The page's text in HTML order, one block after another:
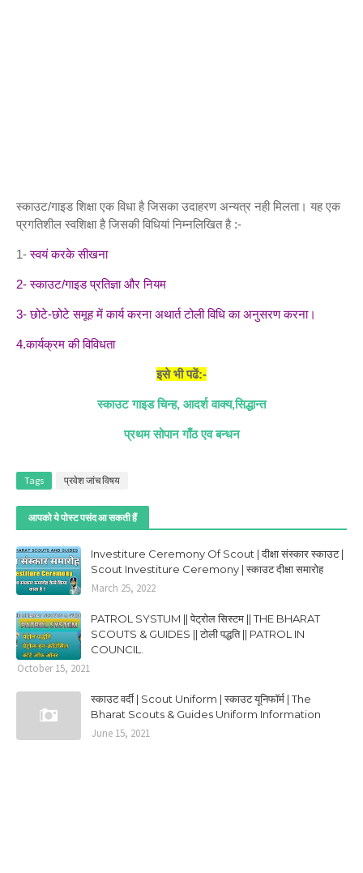
स्काउट/गाइड शिक्षा एक विधा है जिसका उदाहरण अन्यत्र नही मिलता। यह एक
प्रगतिशील स्वशिक्षा है जिसकी विधियां निम्नलिखित है :-
1-स्वयं करके सीखना
2- स्काउट/गाइड प्रतिज्ञा और नियम
3- छोटे-छोटे समूह में कार्य करना अथार्त टोली विधि का अनुसरण करना।
4.कार्यक्रम की विविधता
इसे भी पढें:-
स्काउट गाइड चिन्ह, आदर्श वाक्य,सिद्धान्त
प्रथम सोपान गाँठ एव बन्धन
Tags प्रवेश जांच विषय
आपको ये पोस्ट पसंद आ सकती हैं
Investiture Ceremony Of Scout | दीक्षा संस्कार स्काउट |
Scout Investiture Ceremony | स्काउट दीक्षा समारोह
March 25, 2022
PATROL SYSTUM || पेट्रोल सिस्टम || THE BHARAT
SCOUTS & GUIDES || टोली पद्धति || PATROL IN
COUNCIL.
October 15, 2021
स्काउट वर्दी | Scout Uniform | स्काउट यूनिफॉर्म | The
Bharat Scouts & Guides Uniform Information
June 15, 2021